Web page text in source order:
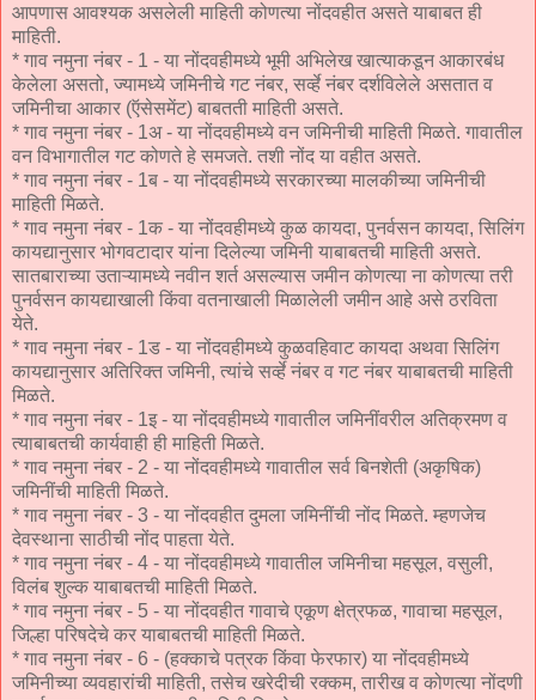
आपणास आवश्‍यक असलेली माहिती कोणत्या नोंदवहीत असते याबाबत ही
माहिती.
* गाव नमुना नंबर - 1 - या नोंदवहीमध्ये भूमी अभिलेख खात्याकडून आकारबंध
केलेला असतो, ज्यामध्ये जमिनीचे गट नंबर, सर्व्हे नंबर दर्शविलेले असतात व
जमिनीचा आकार (ऍसेसमेंट) बाबतती माहिती असते.
* गाव नमुना नंबर - 1अ - या नोंदवहीमध्ये वन जमिनीची माहिती मिळते. गावातील
वन विभागातील गट कोणते हे समजते. तशी नोंद या वहीत असते.
* गाव नमुना नंबर - 1ब - या नोंदवहीमध्ये सरकारच्या मालकीच्या जमिनीची
माहिती मिळते.
* गाव नमुना नंबर - 1क - या नोंदवहीमध्ये कुळ कायदा, पुनर्वसन कायदा, सिलिंग
कायद्यानुसार भोगवटादार यांना दिलेल्या जमिनी याबाबतची माहिती असते.
सातबाराच्या उताऱ्यामध्ये नवीन शर्त असल्यास जमीन कोणत्या ना कोणत्या तरी
पुनर्वसन कायद्याखाली किंवा वतनाखाली मिळालेली जमीन आहे असे ठरविता
येते.
* गाव नमुना नंबर - 1ड - या नोंदवहीमध्ये कुळवहिवाट कायदा अथवा सिलिंग
कायद्यानुसार अतिरिक्त जमिनी, त्यांचे सर्व्हे नंबर व गट नंबर याबाबतची माहिती
मिळते.
* गाव नमुना नंबर - 1इ - या नोंदवहीमध्ये गावातील जमिनींवरील अतिक्रमण व
त्याबाबतची कार्यवाही ही माहिती मिळते.
* गाव नमुना नंबर - 2 - या नोंदवहीमध्ये गावातील सर्व बिनशेती (अकृषिक)
जमिनींची माहिती मिळते.
* गाव नमुना नंबर - 3 - या नोंदवहीत दुमला जमिनींची नोंद मिळते. म्हणजेच
देवस्थाना साठीची नोंद पाहता येते.
* गाव नमुना नंबर - 4 - या नोंदवहीमध्ये गावातील जमिनीचा महसूल, वसुली,
विलंब शुल्क याबाबतची माहिती मिळते.
* गाव नमुना नंबर - 5 - या नोंदवहीत गावाचे एकूण क्षेत्रफळ, गावाचा महसूल,
जिल्हा परिषदेचे कर याबाबतची माहिती मिळते.
* गाव नमुना नंबर - 6 - (हक्काचे पत्रक किंवा फेरफार) या नोंदवहीमध्ये
जमिनीच्या व्यवहारांची माहिती, तसेच खरेदीची रक्कम, तारीख व कोणत्या नोंदणी